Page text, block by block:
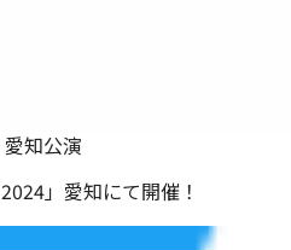
知公演
」愛知にて開催！